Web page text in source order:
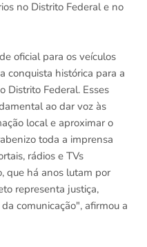
no Distrito Federal e no
oficial para os veículos
conquista histórica para a
Distrito Federal. Esses
ao dar voz às
local e aproximar o
toda a imprensa
rádios e TVs
que há anos lutam por
representa justiça,
comunicação", afirmou a